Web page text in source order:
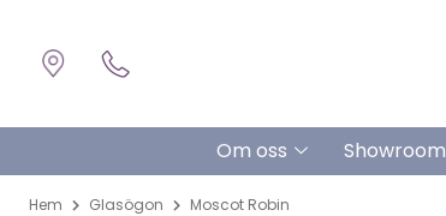
Om oss Showroom
Hem Glasögon Moscot Robin